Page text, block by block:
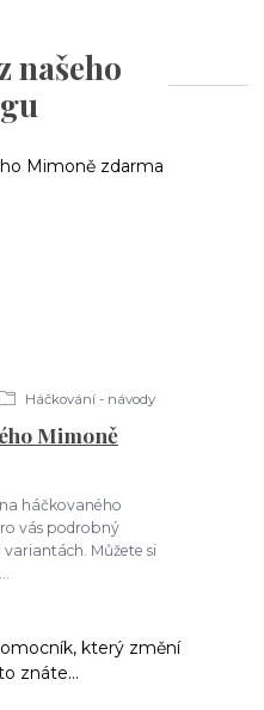
našeho
Háčkování - návody
Mimoně
háčkovaného
vás podrobný
Můžete si